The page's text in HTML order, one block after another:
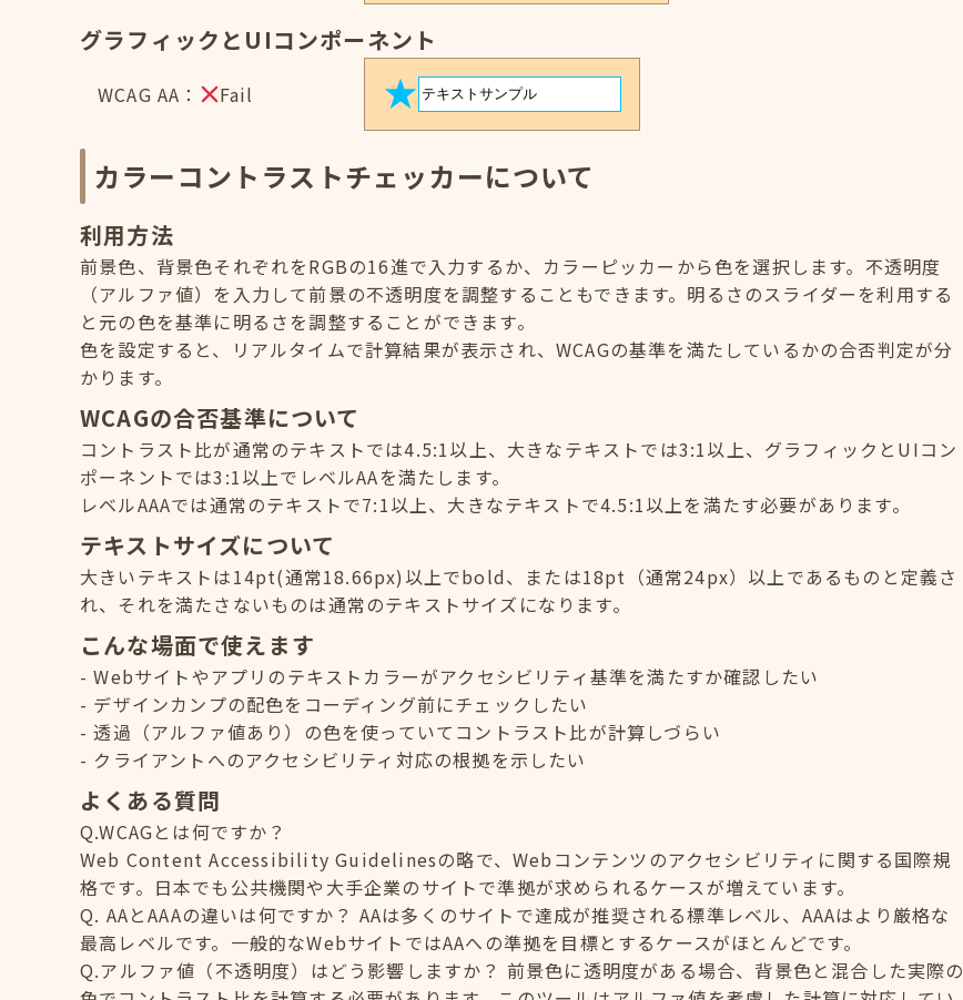
グラフィックとUIコンポーネント
WCAG AA： Fail
カラーコントラストチェッカーについて
利用方法
前景色、背景色それぞれをRGBの16進で入力するか、カラーピッカーから色を選択します。不透明度
（アルファ値）を入力して前景の不透明度を調整することもできます。明るさのスライダーを利用する
と元の色を基準に明るさを調整することができます。
色を設定すると、リアルタイムで計算結果が表示され、WCAGの基準を満たしているかの合否判定が分
かります。
WCAGの合否基準について
コントラスト比が通常のテキストでは4.5:1以上、大きなテキストでは3:1以上、グラフィックとUIコン
ポーネントでは3:1以上でレベルAAを満たします。
レベルAAAでは通常のテキストで7:1以上、大きなテキストで4.5:1以上を満たす必要があります。
テキストサイズについて
大きいテキストは14pt(通常18.66px)以上でbold、または18pt（通常24px）以上であるものと定義さ
れ、それを満たさないものは通常のテキストサイズになります。
こんな場面で使えます
Webサイトやアプリのテキストカラーがアクセシビリティ基準を満たすか確認したい
デザインカンプの配色をコーディング前にチェックしたい
透過（アルファ値あり）の色を使っていてコントラスト比が計算しづらい
クライアントへのアクセシビリティ対応の根拠を示したい
よくある質問
Q.WCAGとは何ですか？
Web Content Accessibility Guidelinesの略で、Webコンテンツのアクセシビリティに関する国際規
格です。日本でも公共機関や大手企業のサイトで準拠が求められるケースが増えています。
Q. AAとAAAの違いは何ですか？ AAは多くのサイトで達成が推奨される標準レベル、AAAはより厳格な
最高レベルです。一般的なWebサイトではAAへの準拠を目標とするケースがほとんどです。
Q.アルファ値（不透明度）はどう影響しますか？ 前景色に透明度がある場合、背景色と混合した実際の